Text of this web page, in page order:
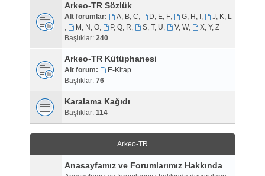
Arkeo-TR Sözlük
Alt forumlar: A, B, C, D, E, F, G, H, I ,
J, K, L
,
M, N, O, P, Q, R, S, T, U, V, W,
X, Y, Z
Başlıklar: 240
Arkeo-TR Kütüphanesi
Alt forum:
E-Kitap
Başlıklar: 76
Karalama Kağıdı
Başlıklar: 114
Arkeo-TR
Anasayfamız ve Forumlarımız Hakkında